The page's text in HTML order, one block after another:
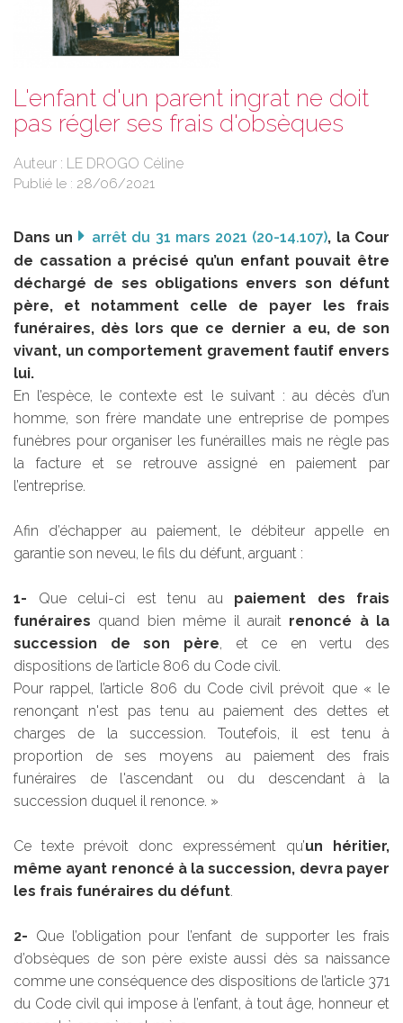
L'enfant d'un parent ingrat ne doit
pas régler ses frais d'obsèques
Auteur : LE DROGO Céline
Publié le : 28/06/2021
Dans un arrêt du 31 mars 2021 (20-14.107), la Cour
de cassation a précisé qu’un enfant pouvait être
déchargé de ses obligations envers son défunt
père, et notamment celle de payer les frais
funéraires, dès lors que ce dernier a eu, de son
vivant, un comportement gravement fautif envers
lui.
En l’espèce, le contexte est le suivant : au décès d’un
homme, son frère mandate une entreprise de pompes
funèbres pour organiser les funérailles mais ne règle pas
la facture et se retrouve assigné en paiement par
l’entreprise.
Afin d’échapper au paiement, le débiteur appelle en
garantie son neveu, le fils du défunt, arguant :
1- Que celui-ci est tenu au paiement des frais
funéraires quand bien même il aurait renoncé à la
succession de son père, et ce en vertu des
dispositions de l’article 806 du Code civil.
Pour rappel, l’article 806 du Code civil prévoit que « le
renonçant n'est pas tenu au paiement des dettes et
charges de la succession. Toutefois, il est tenu à
proportion de ses moyens au paiement des frais
funéraires de l'ascendant ou du descendant à la
succession duquel il renonce. »
Ce texte prévoit donc expressément qu’un héritier,
même ayant renoncé à la succession, devra payer
les frais funéraires du défunt.
2- Que l’obligation pour l’enfant de supporter les frais
d’obsèques de son père existe aussi dès sa naissance
comme une conséquence des dispositions de l’article 371
du Code civil qui impose à l’enfant, à tout âge, honneur et